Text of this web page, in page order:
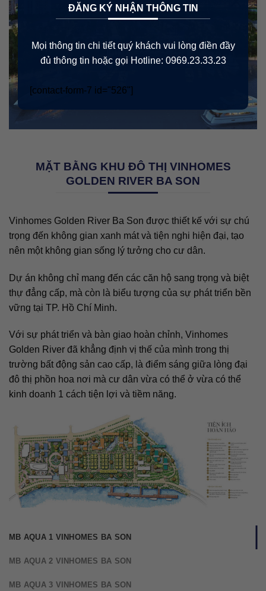
ĐĂNG KÝ NHẬN THÔNG TIN
Mọi thông tin chi tiết quý khách vui lòng điền đầy
đủ thông tin hoặc gọi Hotline: 0969.23.33.23
[contact-form-7 id="526"]
MẶT BẰNG KHU ĐÔ THỊ VINHOMES
GOLDEN RIVER BA SON
Vinhomes Golden River Ba Son được thiết kế với sự chú
trọng đến không gian xanh mát và tiện nghi hiện đại, tạo
nên một không gian sống lý tưởng cho cư dân.
Dự án không chỉ mang đến các căn hộ sang trọng và biệt
thự đẳng cấp, mà còn là biểu tượng của sự phát triển bền
vững tại TP. Hồ Chí Minh.
Với sự phát triển và bàn giao hoàn chỉnh, Vinhomes
Golden River đã khẳng định vị thế của mình trong thị
trường bất động sản cao cấp, là điểm sáng giữa lòng đại
đô thị phồn hoa nơi mà cư dân vừa có thể ở vừa có thể
kinh doanh 1 cách tiện lợi và tiềm năng.
MB AQUA 1 VINHOMES BA SON
MB AQUA 2 VINHOMES BA SON
MB AQUA 3 VINHOMES BA SON